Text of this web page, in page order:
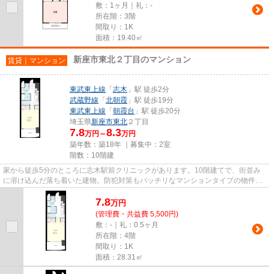
敷：1ヶ月｜礼：-
所在階：3階
間取り：1K
面積：19.40㎡
賃貸｜マンション 新座市東北２丁目のマンション
東武東上線 「 志木 」駅 徒歩2分
武蔵野線 「 北朝霞 」駅 徒歩19分
東武東上線 「 朝霞台 」駅 徒歩20分
埼玉県新座市東北 ２丁目
7.8万円～8.3万円
築年数：築18年 ｜募集中： 2室
階数：10階建
家から徒歩5分のところに志木駅前クリニックがあります。10階建てで、街並み
に溶け込んだ落ち着いた建物。防犯対策もバッチリなマンションタイプの物件で
す。こちらの物件にはエレベー...
7.8万円
(管理費・共益費 5,500円)
敷：-｜礼：0.5ヶ月
所在階：4階
間取り：1K
面積：28.31㎡